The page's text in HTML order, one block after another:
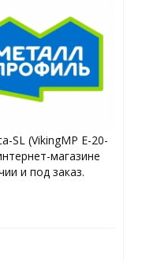
(VikingMP E-20-
магазине
и под заказ.